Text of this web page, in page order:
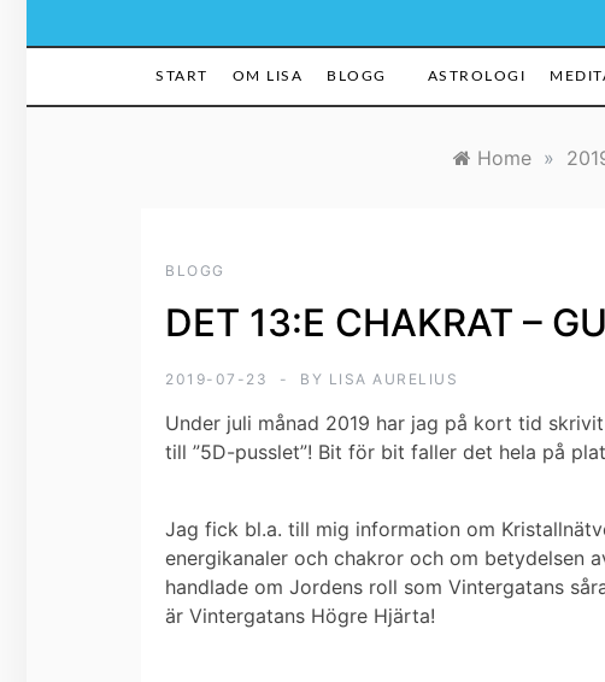
START OM LISA BLOGG ASTROLOGI
Home »
BLOGG
DET 13:E CHAKRAT –
2019-07-23 BY LISA AURELIUS
Under juli månad 2019 har jag på kort tid
till ”5D-pusslet”! Bit för bit faller det hela på
Jag fick bl.a. till mig information om
energikanaler och chakror och om betydelsen
handlade om Jordens roll som Vintergatans
är Vintergatans Högre Hjärta!